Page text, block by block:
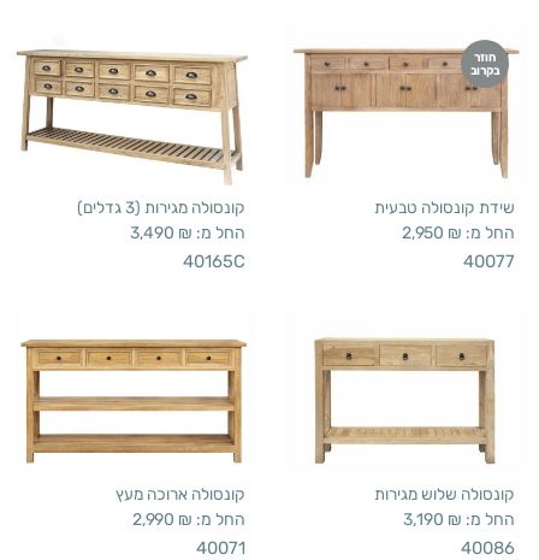
חוזר
בקרוב
שידת קונסולה טבעית
החל מ: 2,950 ₪
40077
קונסולה מגירות (3 גדלים)
החל מ: 3,490 ₪
40165C
קונסולה שלוש מגירות
החל מ: 3,190 ₪
40086
קונסולה ארוכה מעץ
החל מ: 2,990 ₪
40071